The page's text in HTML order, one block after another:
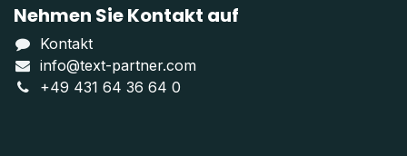
Nehmen Sie Kontakt auf
Kontakt
info@text-partner.com
+49 431 64 36 64 0